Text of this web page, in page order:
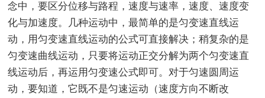
念中，要区分位移与路程，速度与速率，速度、速度变
化与加速度。几种运动中，最简单的是匀变速直线运
动，用匀变速直线运动的公式可直接解决；稍复杂的是
匀变速曲线运动，只要将运动正交分解为两个匀变速直
线运动后，再运用匀变速公式即可。对于匀速圆周运
动，要知道，它既不是匀速运动（速度方向不断改